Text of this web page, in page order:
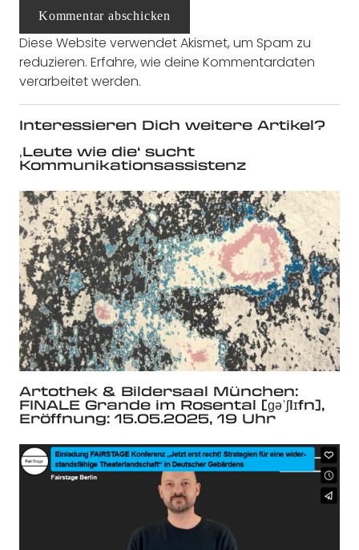
Kommentar abschicken
Diese Website verwendet Akismet, um Spam zu
reduzieren. Erfahre, wie deine Kommentardaten
verarbeitet werden.
Interessieren Dich weitere Artikel?
‚Leute wie die‘ sucht
Kommunikationsassistenz
Artothek & Bildersaal München:
FINALE Grande im Rosental [ɡəˈʃlɪfn],
Eröffnung: 15.05.2025, 19 Uhr